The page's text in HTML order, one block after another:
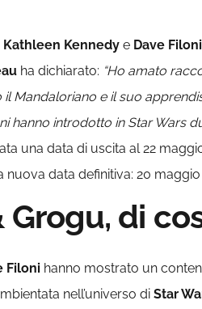
Kathleen Kennedy e Dave
ha dichiarato: “Ho amato
Mandaloriano e il suo
hanno introdotto in Star
una data di uscita al 22
data definitiva: 20 maggio
di
Filoni hanno mostrato un
nell’universo di Star